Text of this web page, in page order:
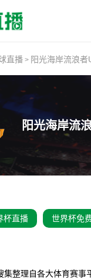
直播 > 阳光海岸流浪
阳光海岸流
杯直播 世界杯免
集整理自各大体育赛